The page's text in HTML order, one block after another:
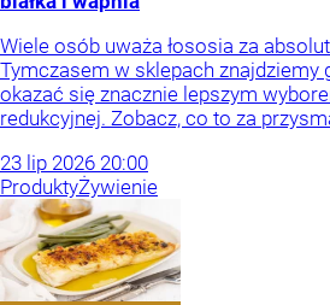
Wiele osób uważa łososia za
Tymczasem w sklepach znajdziemy
okazać się znacznie lepszym
redukcyjnej. Zobacz, co to za
23 lip 2026 20:00
ProduktyŻywienie